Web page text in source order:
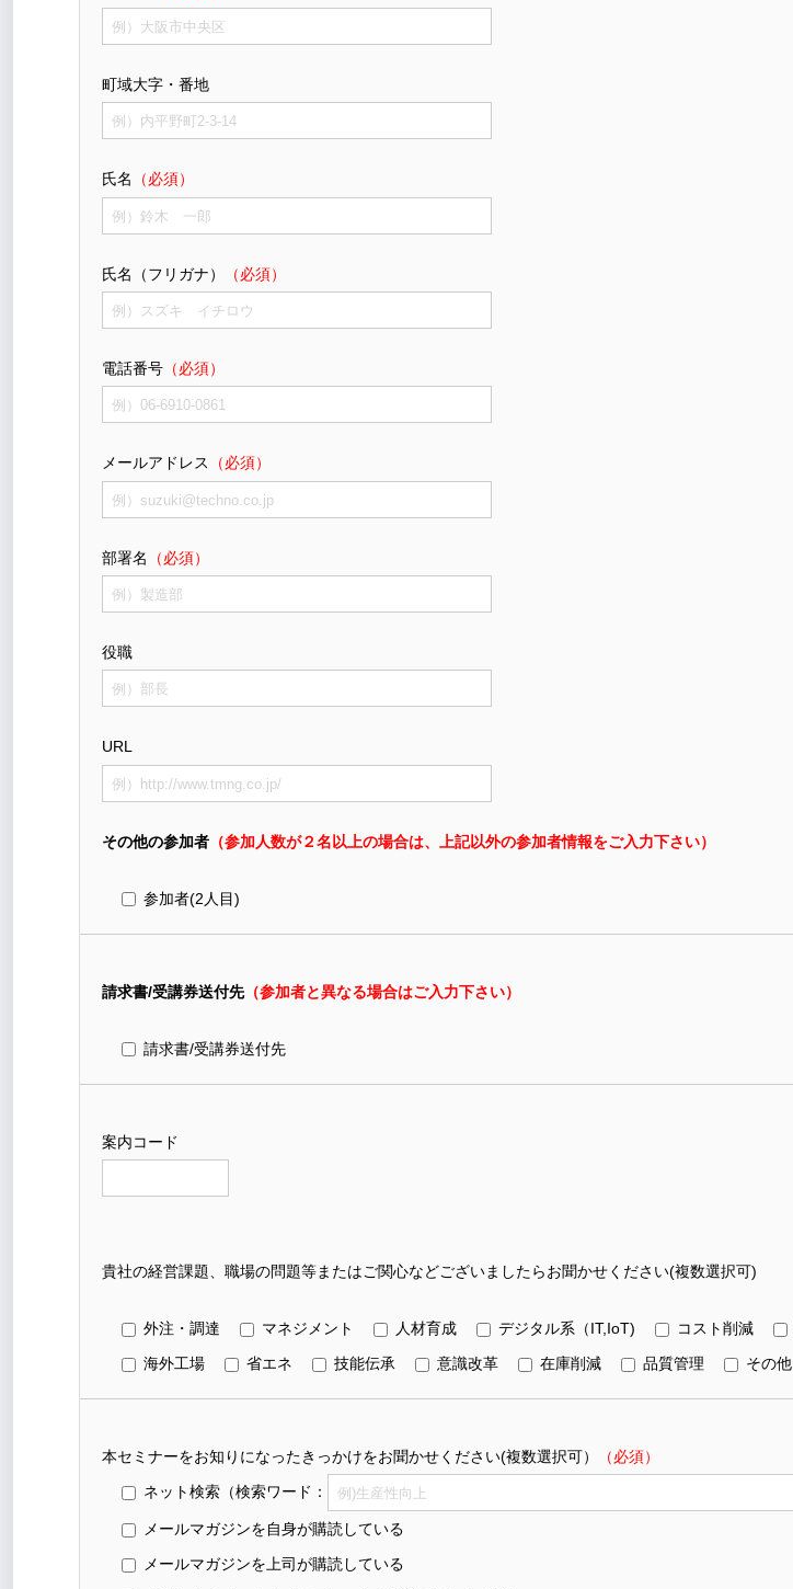
町域大字・番地
氏名 （必須）
氏名（フリガナ） （必須）
電話番号 （必須）
メールアドレス （必須）
部署名 （必須）
役職
URL
その他の参加者 （参加人数が２名以上の場合は、上記以外の参加者情報をご入力下さい）
参加者(2人目)
請求書/受講券送付先（参加者と異なる場合はご入力下さい）
請求書/受講券送付先
案内コード
貴社の経営課題、職場の問題等またはご関心などございましたらお聞かせください(複数選択可)
外注・調達 マネジメント 人材育成 デジタル系（IT,IoT) コスト削減
海外工場
省エネ 技能伝承 意識改革 在庫削減 品質管理 その他
本セミナーをお知りになったきっかけをお聞かせください(複数選択可）
（必須）
ネット検索 （検索ワード：
メールマガジンを自身が購読している
メールマガジンを上司が購読している